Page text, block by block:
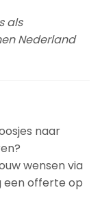
als
Nederland
naar
wensen via
een offerte op